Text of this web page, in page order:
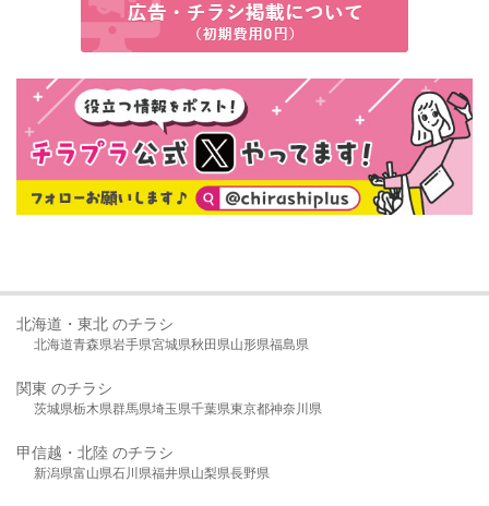
北海道・東北 のチラシ
北海道青森県岩手県宮城県秋田県山形県福島県
関東 のチラシ
茨城県栃木県群馬県埼玉県千葉県東京都神奈川県
甲信越・北陸 のチラシ
新潟県富山県石川県福井県山梨県長野県